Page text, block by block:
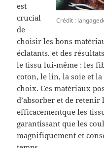
Crédit :
est
crucial
de
choisir les bons
éclatants. et des
le tissu lui-même : les
coton, le lin, la soie et
choix. Ces matériaux
d’absorber et de retenir
efficacementque les
garantissant que les
magnifiquement et